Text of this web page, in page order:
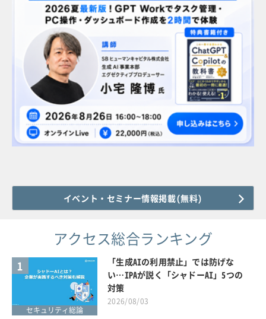
イベント・セミナー情報掲載(無料)
アクセス総合ランキング
1
セキュリティ総論
「生成AIの利用禁止」では防げな
い…IPAが説く「シャドーAI」5つの
対策
2026/08/03